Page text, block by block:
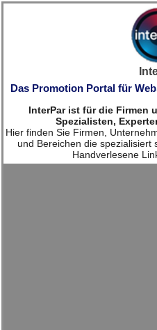
Das Promotion Portal für
InterPar ist für die Firmen
Spezialisten,
Hier finden Sie Firmen,
und Bereichen die spezialisiert
Handverlesene